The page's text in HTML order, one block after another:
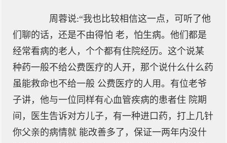
周蓉说:“我也比较相信这一点，可听了他
们聊的话，还是不由得怕 老，怕生病。他们都是
经常看病的老人，个个都有住院经历。这个说某
种药一般不给公费医疗的人开，那个说什么什么药
虽能救命也不给一般 公费医疗的人用。有位老爷
子讲，他与一位同样有心血管疾病的患者住 院期
间，医生告诉对方儿子，有一种进口药，打上几针
你父亲的病情就 能改善多了，保证一两年内没什